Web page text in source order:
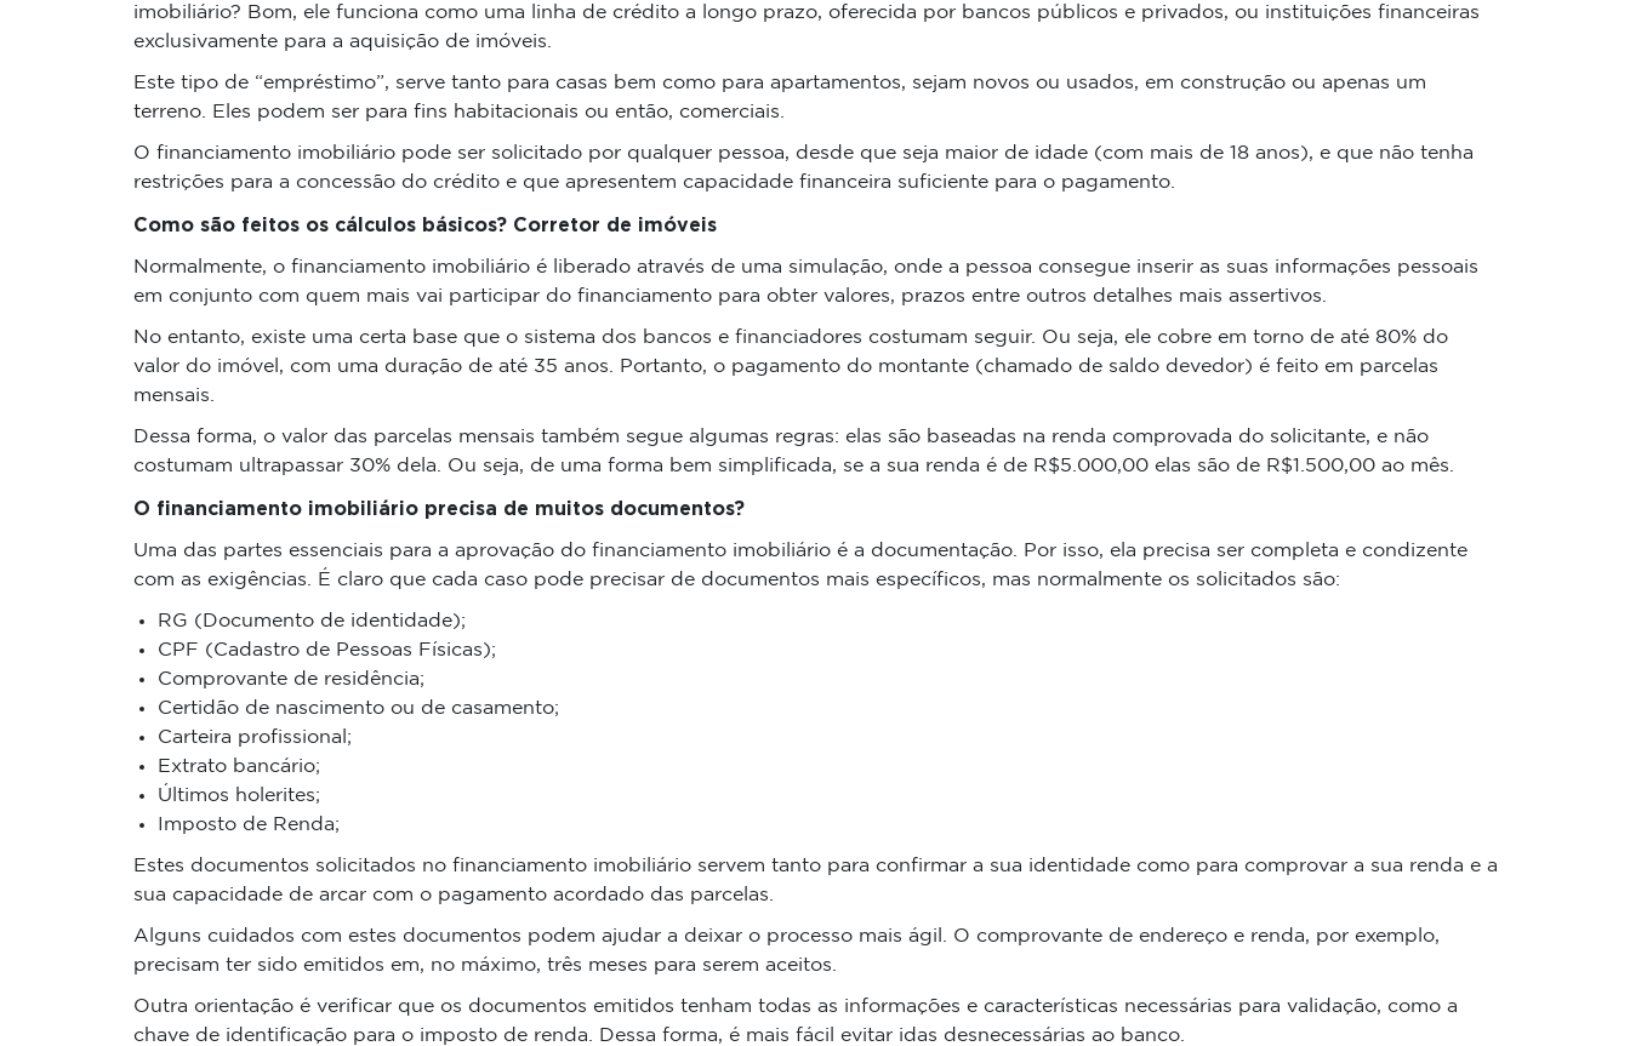
imobiliário? Bom, ele funciona como uma linha de crédito a longo prazo, oferecida por bancos públicos e privados, ou instituições financeiras
exclusivamente para a aquisição de imóveis.
Este tipo de “empréstimo”, serve tanto para casas bem como para apartamentos, sejam novos ou usados, em construção ou apenas um
terreno. Eles podem ser para fins habitacionais ou então, comerciais.
O financiamento imobiliário pode ser solicitado por qualquer pessoa, desde que seja maior de idade (com mais de 18 anos), e que não tenha
restrições para a concessão do crédito e que apresentem capacidade financeira suficiente para o pagamento.
Como são feitos os cálculos básicos? Corretor de imóveis
Normalmente, o financiamento imobiliário é liberado através de uma simulação, onde a pessoa consegue inserir as suas informações pessoais
em conjunto com quem mais vai participar do financiamento para obter valores, prazos entre outros detalhes mais assertivos.
No entanto, existe uma certa base que o sistema dos bancos e financiadores costumam seguir. Ou seja, ele cobre em torno de até 80% do
valor do imóvel, com uma duração de até 35 anos. Portanto, o pagamento do montante (chamado de saldo devedor) é feito em parcelas
mensais.
Dessa forma, o valor das parcelas mensais também segue algumas regras: elas são baseadas na renda comprovada do solicitante, e não
costumam ultrapassar 30% dela. Ou seja, de uma forma bem simplificada, se a sua renda é de R$5.000,00 elas são de R$1.500,00 ao mês.
O financiamento imobiliário precisa de muitos documentos?
Uma das partes essenciais para a aprovação do financiamento imobiliário é a documentação. Por isso, ela precisa ser completa e condizente
com as exigências. É claro que cada caso pode precisar de documentos mais específicos, mas normalmente os solicitados são:
RG (Documento de identidade);
CPF (Cadastro de Pessoas Físicas);
Comprovante de residência;
Certidão de nascimento ou de casamento;
Carteira profissional;
Extrato bancário;
Últimos holerites;
Imposto de Renda;
Estes documentos solicitados no financiamento imobiliário servem tanto para confirmar a sua identidade como para comprovar a sua renda e a
sua capacidade de arcar com o pagamento acordado das parcelas.
Alguns cuidados com estes documentos podem ajudar a deixar o processo mais ágil. O comprovante de endereço e renda, por exemplo,
precisam ter sido emitidos em, no máximo, três meses para serem aceitos.
Outra orientação é verificar que os documentos emitidos tenham todas as informações e características necessárias para validação, como a
chave de identificação para o imposto de renda. Dessa forma, é mais fácil evitar idas desnecessárias ao banco.